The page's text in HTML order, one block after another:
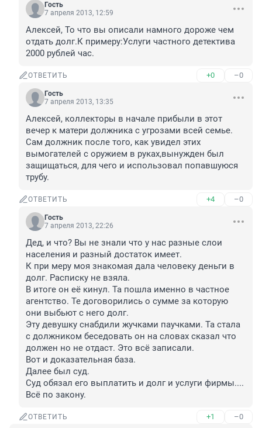
Гость
7 апреля 2013, 12:59
Алексей, То что вы описали намного дороже чем
отдать долг.К примеру:Услуги частного детектива
2000 рублей час.
ОТВЕТИТЬ +0 –0
Гость
7 апреля 2013, 13:35
Алексей, коллекторы в начале прибыли в этот
вечер к матери должника с угрозами всей семье.
Сам должник после того, как увидел этих
вымогателей с оружием в руках,вынужден был
защищаться, для чего и использовал попавшуюся
трубу.
ОТВЕТИТЬ +4 –0
Гость
7 апреля 2013, 22:26
Дед, и что? Вы не знали что у нас разные слои
населения и разный достаток имеет.
К при меру моя знакомая дала человеку деньги в
долг. Расписку не взяла.
В итоге он её кинул. Та пошла именно в частное
агентство. Те договорились о сумме за которую
они выбьют с него долг.
Эту девушку снабдили жучками паучками. Та стала
с должником беседовать он на словах сказал что
должен но не отдаст. Это всё записали.
Вот и доказательная база.
Далее был суд.
Суд обязал его выплатить и долг и услуги фирмы....
Всё по закону.
ОТВЕТИТЬ +1 –0